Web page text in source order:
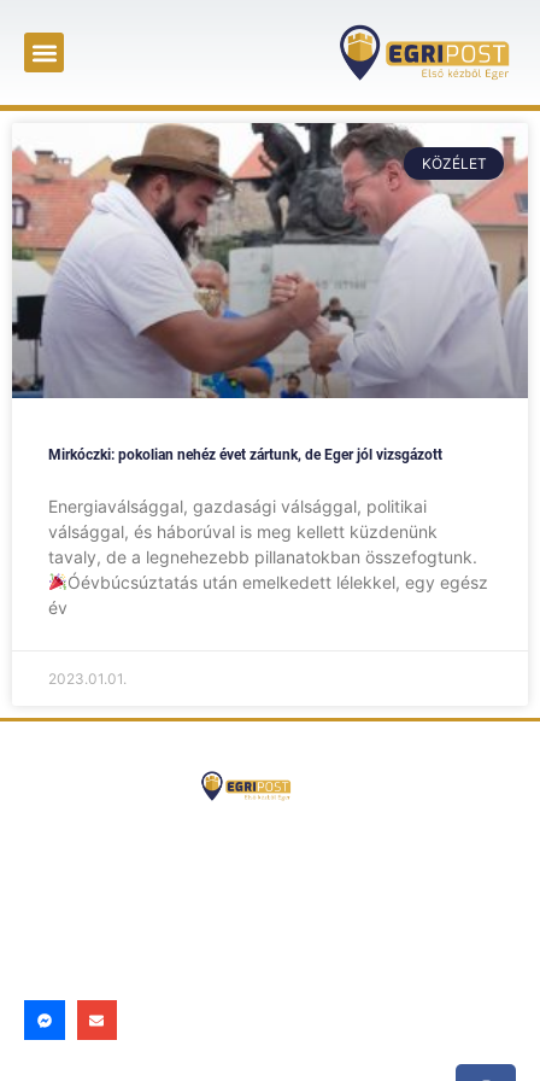
KÖZÉLET
Mirkóczki: pokolian nehéz évet zártunk, de Eger jól vizsgázott
Energiaválsággal, gazdasági válsággal, politikai
válsággal, és háborúval is meg kellett küzdenünk
tavaly, de a legnehezebb pillanatokban összefogtunk.
Óévbúcsúztatás után emelkedett lélekkel, egy egész
év
2023.01.01.